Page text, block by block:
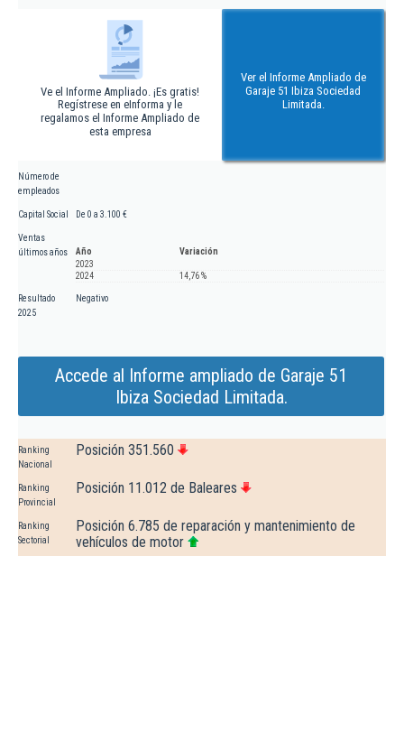
Ve el Informe Ampliado. ¡Es gratis!
Regístrese en eInforma y le
regalamos el Informe Ampliado de
esta empresa
Ver el Informe Ampliado de
Garaje 51 Ibiza Sociedad
Limitada.
Número de
empleados
Capital Social De 0 a 3.100 €
Ventas
últimos años
Año
Variación
2023
2024
14,76 %
Resultado
2025
Negativo
Accede al Informe ampliado de Garaje 51
Ibiza Sociedad Limitada.
Ranking
Nacional
Posición 351.560
Ranking
Provincial
Posición 11.012 de Baleares
Ranking
Sectorial
Posición 6.785 de reparación y mantenimiento de
vehículos de motor